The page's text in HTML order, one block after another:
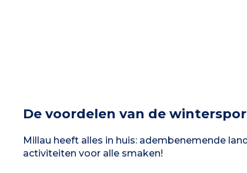
De voordelen van de
Millau heeft alles in huis: adembenemende
activiteiten voor alle smaken!